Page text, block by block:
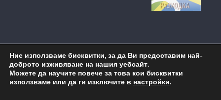
Copyright © 2026ОУ "Пейо Крачолов Яворов" Бургас
Ние използваме бисквитки, за да Ви предоставим най-
доброто изживяване на нашия уебсайт.
Можете да научите повече за това кои бисквитки
използваме или да ги изключите в настройки.